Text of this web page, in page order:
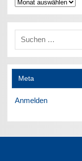
Meta
Anmelden